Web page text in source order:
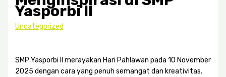
Yasporbi II
Uncategorized
SMP Yasporbi II merayakan Hari Pahlawan pada 10 November
2025 dengan cara yang penuh semangat dan kreativitas.